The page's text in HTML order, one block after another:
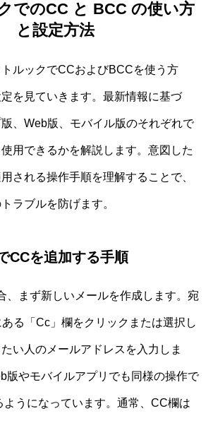
でのCC と BCC の使い方
と設定方法
ルックでCCおよびBCCを使う方
を見ていきます。最新情報に基づ
、Web版、モバイル版のそれぞれで
用できるかを解説します。意図した
される操作手順を理解することで、
ラブルを防げます。
CCを追加する手順
、まず新しいメールを作成します。宛
る「Cc」欄をクリックまたは選択し
い人のメールアドレスを入力しま
版やモバイルアプリでも同様の操作で
ようになっています。通常、CC欄は